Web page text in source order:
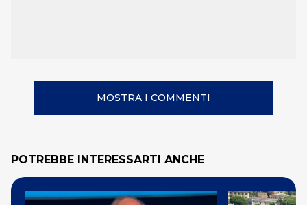
MOSTRA I COMMENTI
POTREBBE INTERESSARTI ANCHE